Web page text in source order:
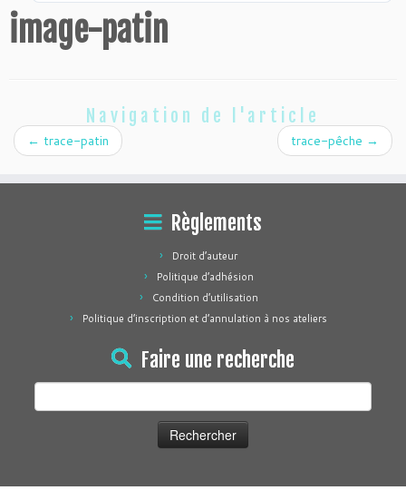
image-patin
Navigation de l'article
← trace-patin trace-pêche →
Règlements
Droit d’auteur
Politique d’adhésion
Condition d’utilisation
Politique d’inscription et d’annulation à nos ateliers
Faire une recherche